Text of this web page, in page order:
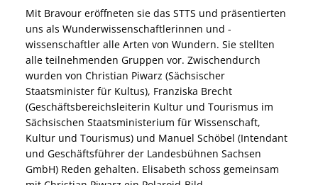
Mit Bravour eröffneten sie das STTS und präsentierten
uns als Wunderwissenschaftlerinnen und -
wissenschaftler alle Arten von Wundern. Sie stellten
alle teilnehmenden Gruppen vor. Zwischendurch
wurden von Christian Piwarz (Sächsischer
Staatsminister für Kultus), Franziska Brecht
(Geschäftsbereichsleiterin Kultur und Tourismus im
Sächsischen Staatsministerium für Wissenschaft,
Kultur und Tourismus) und Manuel Schöbel (Intendant
und Geschäftsführer der Landesbühnen Sachsen
GmbH) Reden gehalten. Elisabeth schoss gemeinsam